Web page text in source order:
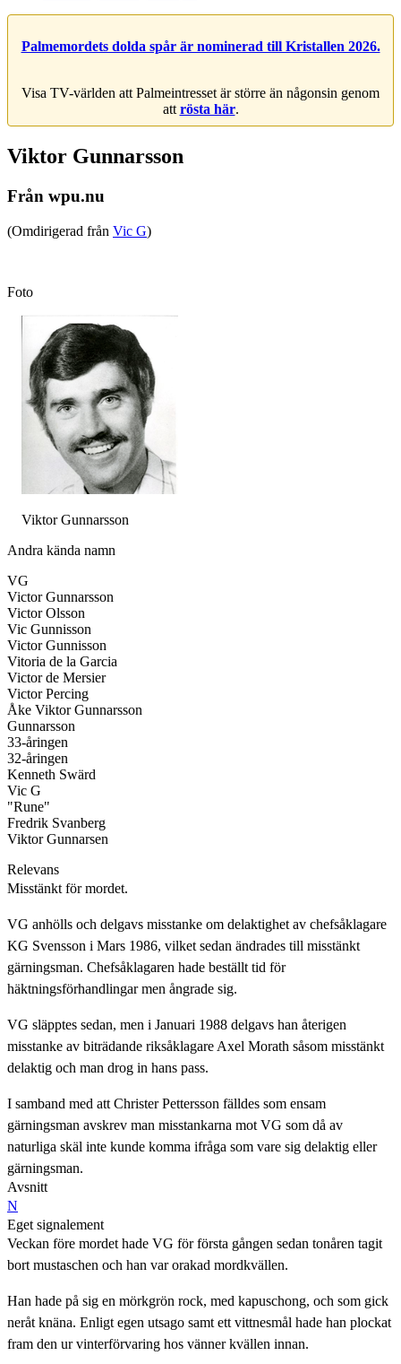
Palmemordets dolda spår är nominerad till Kristallen 2026.
Visa TV-världen att Palmeintresset är större än någonsin genom
att rösta här.
Viktor Gunnarsson
Från wpu.nu
(Omdirigerad från Vic G)
Foto
Viktor Gunnarsson
Andra kända namn
VG
Victor Gunnarsson
Victor Olsson
Vic Gunnisson
Victor Gunnisson
Vitoria de la Garcia
Victor de Mersier
Victor Percing
Åke Viktor Gunnarsson
Gunnarsson
33-åringen
32-åringen
Kenneth Swärd
Vic G
"Rune"
Fredrik Svanberg
Viktor Gunnarsen
Relevans
Misstänkt för mordet.
VG anhölls och delgavs misstanke om delaktighet av chefsåklagare
KG Svensson i Mars 1986, vilket sedan ändrades till misstänkt
gärningsman. Chefsåklagaren hade beställt tid för
häktningsförhandlingar men ångrade sig.
VG släpptes sedan, men i Januari 1988 delgavs han återigen
misstanke av biträdande riksåklagare Axel Morath såsom misstänkt
delaktig och man drog in hans pass.
I samband med att Christer Pettersson fälldes som ensam
gärningsman avskrev man misstankarna mot VG som då av
naturliga skäl inte kunde komma ifråga som vare sig delaktig eller
gärningsman.
Avsnitt
N
Eget signalement
Veckan före mordet hade VG för första gången sedan tonåren tagit
bort mustaschen och han var orakad mordkvällen.
Han hade på sig en mörkgrön rock, med kapuschong, och som gick
neråt knäna. Enligt egen utsago samt ett vittnesmål hade han plockat
fram den ur vinterförvaring hos vänner kvällen innan.